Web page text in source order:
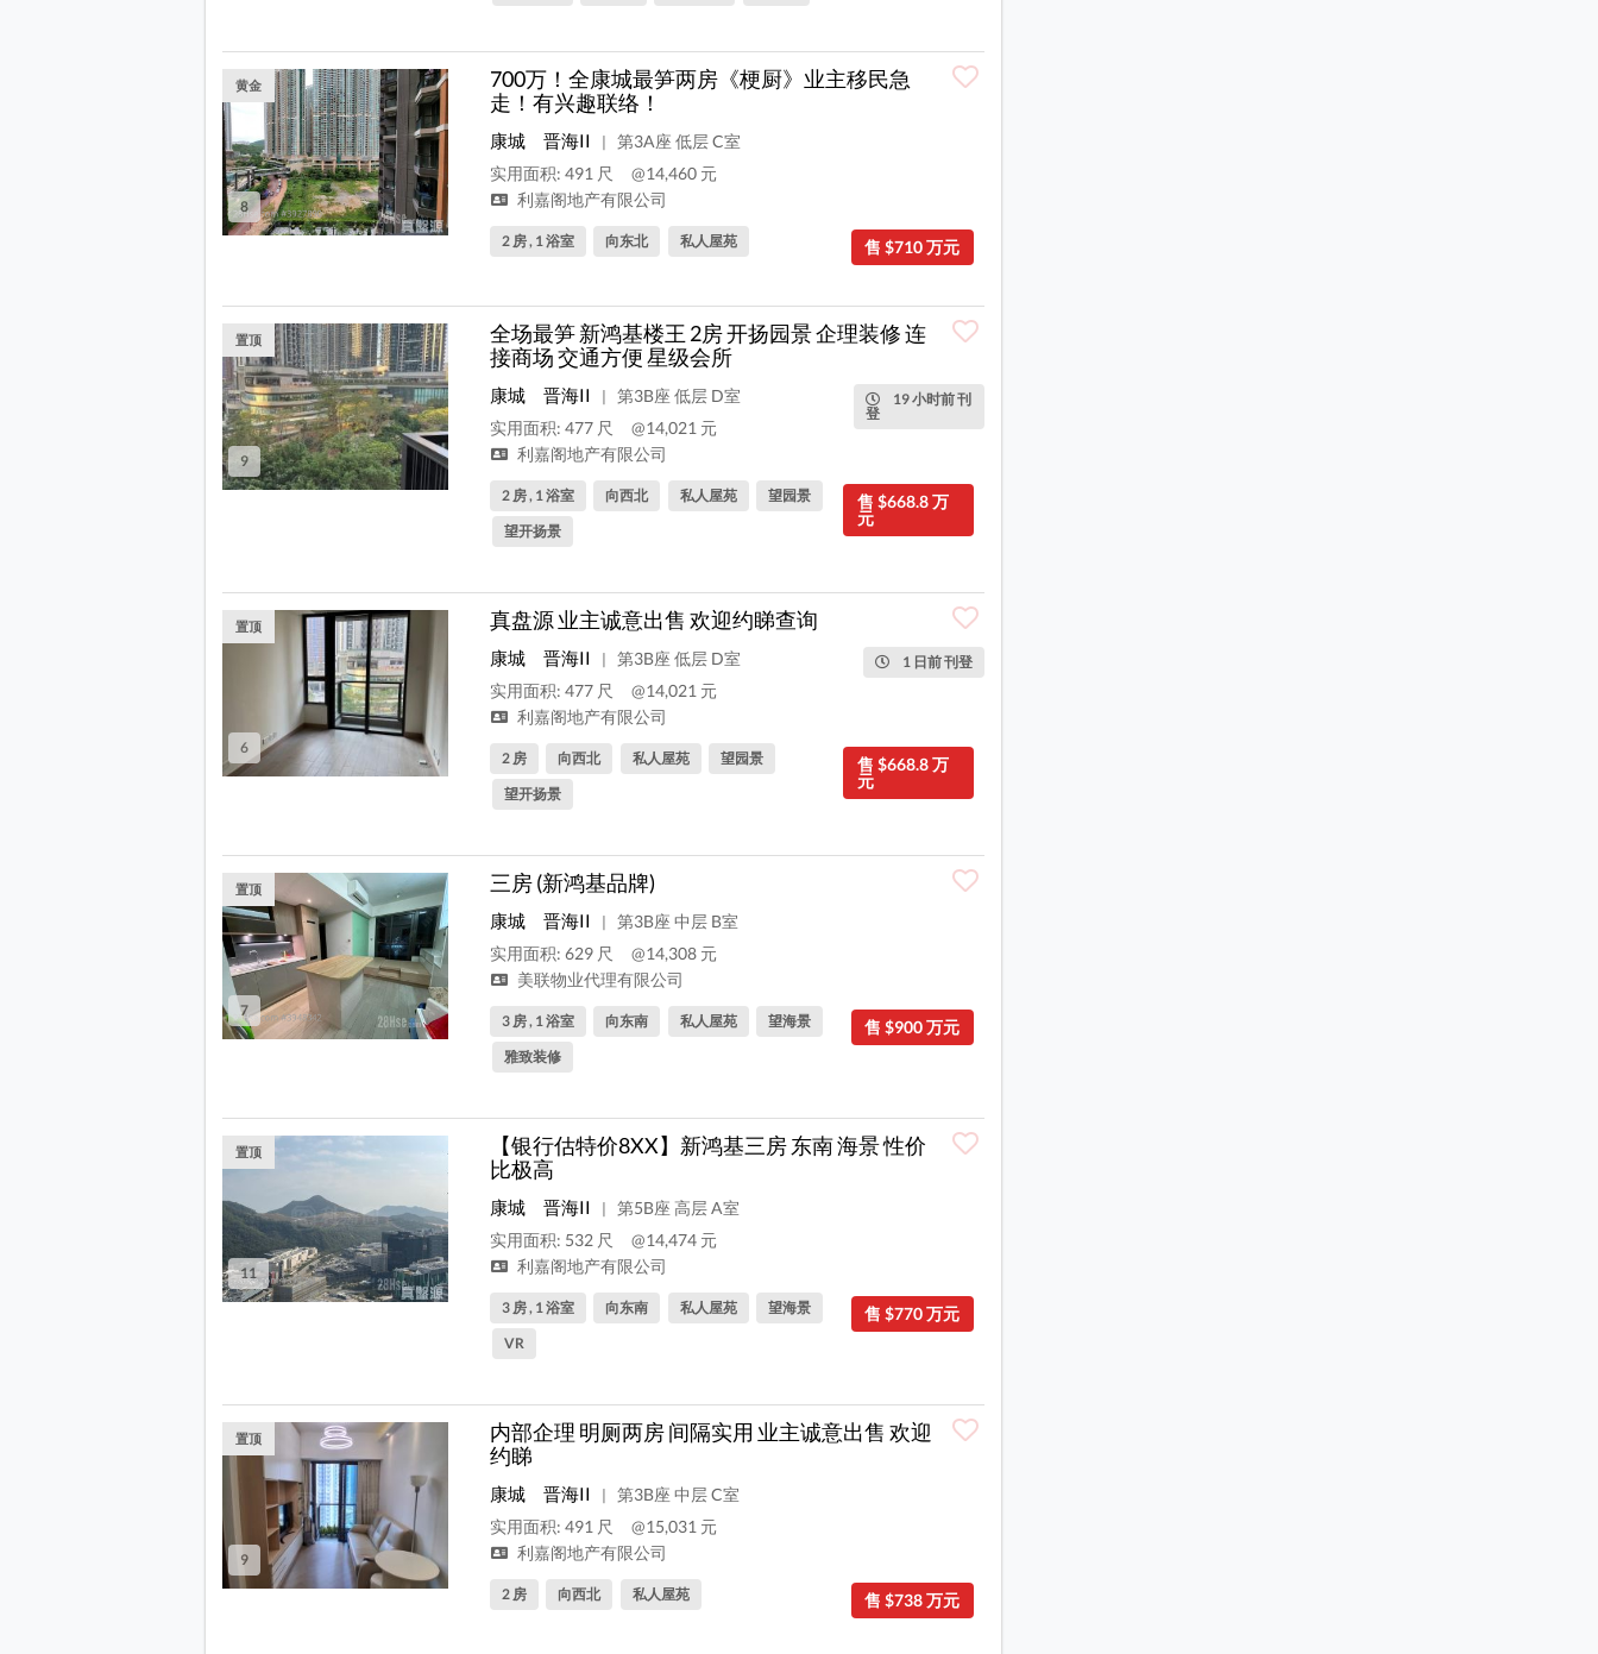
8
黄金
700万！全康城最笋两房《梗厨》业主移民急
走！有兴趣联络！
康城 晋海II |
第3A座 低层 C室
实用面积: 491 尺
@14,460 元
利嘉阁地产有限公司
售 $710 万元
2 房 , 1 浴室 向东北 私人屋苑
9
置顶
全场最笋 新鸿基楼王 2房 开扬园景 企理装修 连
接商场 交通方便 星级会所
19 小时前 刊
登
康城 晋海II |
第3B座 低层 D室
实用面积: 477 尺
@14,021 元
利嘉阁地产有限公司
售 $668.8 万
元
2 房 , 1 浴室 向西北 私人屋苑
望园景
望开扬景
6
置顶 真盘源 业主诚意出售 欢迎约睇查询
1 日前 刊登
康城 晋海II |
第3B座 低层 D室
实用面积: 477 尺
@14,021 元
利嘉阁地产有限公司
售 $668.8 万
元
2 房 向西北 私人屋苑
望园景
望开扬景
7
置顶 三房 (新鸿基品牌)
康城 晋海II |
第3B座 中层 B室
实用面积: 629 尺
@14,308 元
美联物业代理有限公司
售 $900 万元
3 房 , 1 浴室 向东南 私人屋苑
望海景
雅致装修
11
置顶
【银行估特价8XX】新鸿基三房 东南 海景 性价
比极高
康城 晋海II |
第5B座 高层 A室
实用面积: 532 尺
@14,474 元
利嘉阁地产有限公司
售 $770 万元
3 房 , 1 浴室 向东南 私人屋苑
望海景
VR
9
置顶
内部企理 明厕两房 间隔实用 业主诚意出售 欢迎
约睇
康城 晋海II |
第3B座 中层 C室
实用面积: 491 尺
@15,031 元
利嘉阁地产有限公司
售 $738 万元
2 房 向西北 私人屋苑